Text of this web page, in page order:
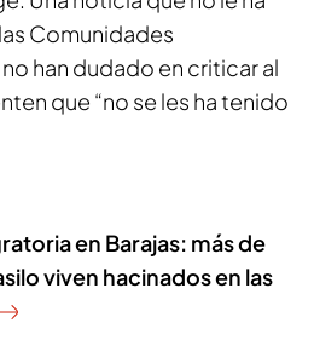
Comunidades
han dudado en criticar al
que “no se les ha tenido
en Barajas: más de
viven hacinados en las